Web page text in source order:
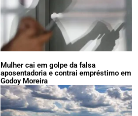
Mulher cai em golpe da falsa
aposentadoria e contrai empréstimo em
Godoy Moreira